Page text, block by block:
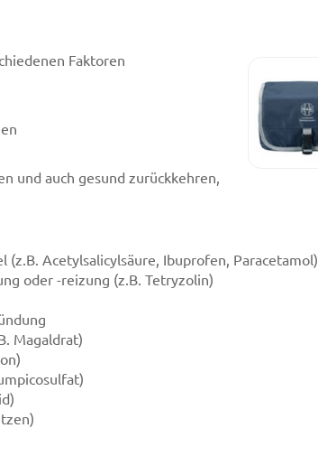
Faktoren
und auch gesund zurückkehren,
Acetylsalicylsäure, Ibuprofen, Paracetamol)
oder -reizung (z.B. Tetryzolin)
Magaldrat)